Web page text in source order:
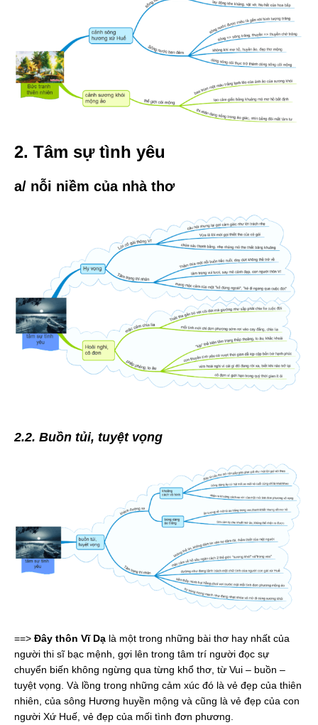
2. Tâm sự tình yêu
a/ nỗi niềm của nhà thơ
2.2. Buồn tủi, tuyệt vọng
==> Đây thôn Vĩ Dạ là một trong những bài thơ hay nhất của
người thi sĩ bạc mệnh, gợi lên trong tâm trí người đọc sự
chuyển biến không ngừng qua từng khổ thơ, từ Vui – buồn –
tuyệt vọng. Và lồng trong những cảm xúc đó là vẻ đẹp của thiên
nhiên, của sông Hương huyền mộng và cũng là vẻ đẹp của con
người Xứ Huế, vẻ đẹp của mối tình đơn phương.